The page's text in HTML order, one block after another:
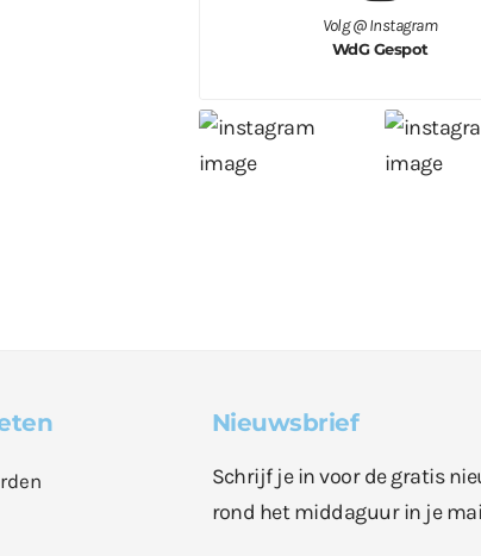
Volg @ Instagram
WdG Gespot
Nieuwsbrief
Schrijf je in voor de gratis
rond het middaguur in je